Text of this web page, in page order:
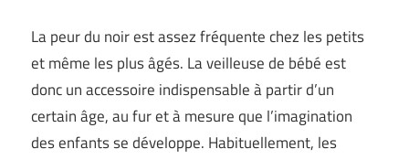
La peur du noir est assez fréquente chez les petits
et même les plus âgés. La veilleuse de bébé est
donc un accessoire indispensable à partir d’un
certain âge, au fur et à mesure que l’imagination
des enfants se développe. Habituellement, les